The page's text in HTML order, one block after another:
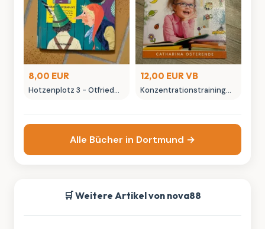
8,00 EUR
Hotzenplotz 3 - Otfried
12,00 EUR VB
Konzentrationstraining
Alle Bücher in Dortmund →
🛒 Weitere Artikel von nova88